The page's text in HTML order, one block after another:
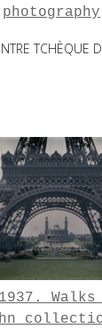
photography
TCHÈQUE